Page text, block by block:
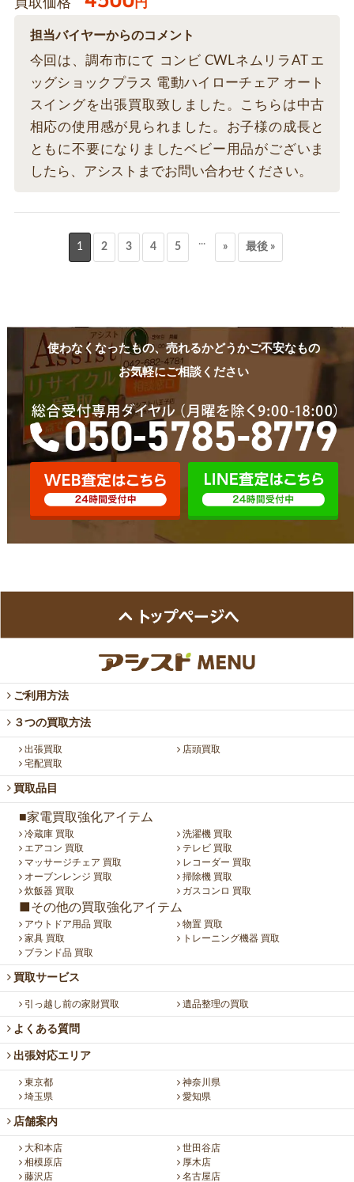
買取価格 円
担当バイヤーからのコメント
今回は、調布市にて コンビ CWLネムリラAT エ
ッグショックプラス 電動ハイローチェア オート
スイングを出張買取致しました。こちらは中古
相応の使用感が見られました。お子様の成長と
ともに不要になりましたベビー用品がございま
したら、アシストまでお問い合わせください。
1 2 3 4 5 ... » 最後 »
使わなくなったもの、売れるかどうかご不安なもの
お気軽にご相談ください
ご利用方法
３つの買取方法
出張買取
店頭買取
宅配買取
買取品目
■家電買取強化アイテム
冷蔵庫 買取
洗濯機 買取
エアコン 買取
テレビ 買取
マッサージチェア 買取
レコーダー 買取
オーブンレンジ 買取
掃除機 買取
炊飯器 買取
ガスコンロ 買取
■その他の買取強化アイテム
アウトドア用品 買取
物置 買取
家具 買取
トレーニング機器 買取
ブランド品 買取
買取サービス
引っ越し前の家財買取 遺品整理の買取
よくある質問
出張対応エリア
東京都
神奈川県
埼玉県
愛知県
店舗案内
大和本店
世田谷店
相模原店
厚木店
藤沢店
名古屋店